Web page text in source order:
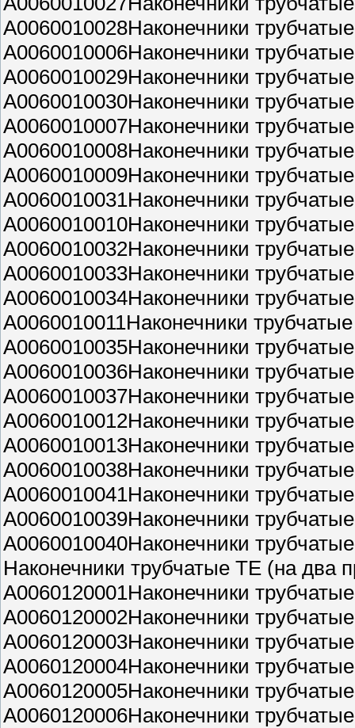
A0060010028Наконечники
A0060010006Наконечники
A0060010029Наконечники
A0060010030Наконечники
A0060010007Наконечники
A0060010008Наконечники
A0060010009Наконечники
A0060010031Наконечники
A0060010010Наконечники
A0060010032Наконечники
A0060010033Наконечники
A0060010034Наконечники
A0060010011Наконечники
A0060010035Наконечники
A0060010036Наконечники
A0060010037Наконечники
A0060010012Наконечники
A0060010013Наконечники
A0060010038Наконечники
A0060010041Наконечники
A0060010039Наконечники
A0060010040Наконечники
Наконечники трубчатые ТЕ (на два
A0060120001Наконечники
A0060120002Наконечники
A0060120003Наконечники
A0060120004Наконечники
A0060120005Наконечники
A0060120006Наконечники